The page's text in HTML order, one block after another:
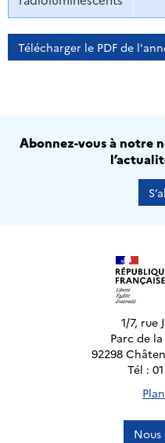
Télécharger le PDF de
Abonnez-vous à notre
1/7, rue
Parc de
92298
Tél :